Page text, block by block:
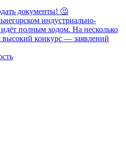
документы! 🤔
индустриально-
полным ходом. На несколько
конкурс — заявлений